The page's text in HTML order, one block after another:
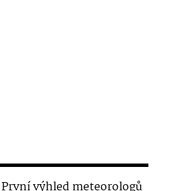
První výhled meteorologů